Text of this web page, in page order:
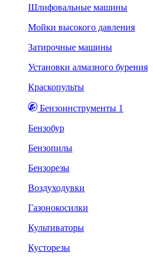
Шлифовальные машины
Мойки высокого давления
Затирочные машины
Установки алмазного бурения
Краскопульты
Бензоинструменты 1
Бензобур
Бензопилы
Бензорезы
Воздуходувки
Газонокосилки
Культиваторы
Кусторезы